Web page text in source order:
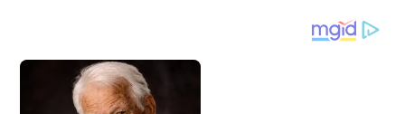
บนจุดตัดของเส้นทางสายวัฒนธรรมหลักทั้ง 3 สาย มา
วัฒนธรรมดั้งเดิมอันล้ำค่าของจีนให้เกิดนวัตกรรม ที่
สร้างสรรค์ต่อไป